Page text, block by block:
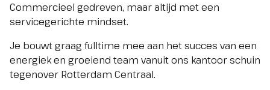
Commercieel gedreven, maar altijd met een
servicegerichte mindset.
Je bouwt graag fulltime mee aan het succes van een
energiek en groeiend team vanuit ons kantoor schuin
tegenover Rotterdam Centraal.